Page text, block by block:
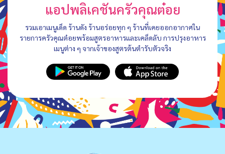
แอปพลิเคชันครัวคุณต๋อย
รวมเอาเมนูเด็ด ร้านดัง ร้านอร่อยทุก ๆ ร้านที่เคยออกอากาศใน
รายการครัวคุณต๋อยพร้อมสูตรอาหารและเคล็ดลับ การปรุงอาหาร
เมนูต่าง ๆ จากเจ้าของสูตรต้นตำรับตัวจริง